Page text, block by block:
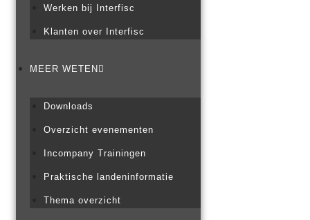
Werken bij Interfisc
Klanten over Interfisc
MEER WETEN
Downloads
Overzicht evenementen
Incompany Trainingen
Praktische landeninformatie
Thema overzicht